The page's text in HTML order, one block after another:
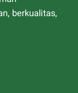
berkualitas,